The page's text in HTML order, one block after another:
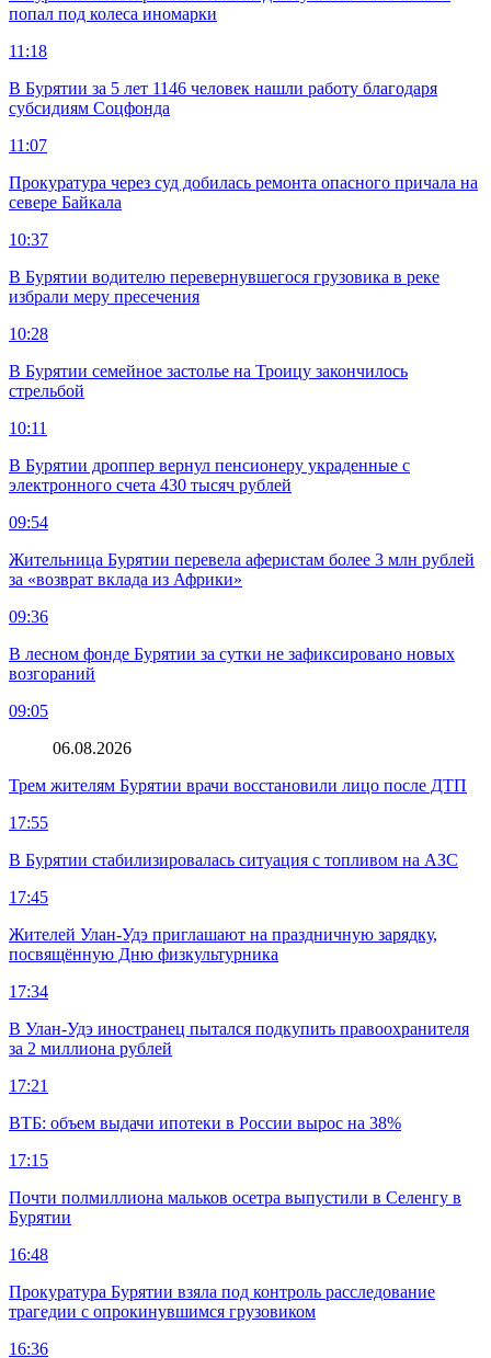
попал под колеса иномарки
11:18
В Бурятии за 5 лет 1146 человек нашли работу благодаря
субсидиям Соцфонда
11:07
Прокуратура через суд добилась ремонта опасного причала на
севере Байкала
10:37
В Бурятии водителю перевернувшегося грузовика в реке
избрали меру пресечения
10:28
В Бурятии семейное застолье на Троицу закончилось
стрельбой
10:11
В Бурятии дроппер вернул пенсионеру украденные с
электронного счета 430 тысяч рублей
09:54
Жительница Бурятии перевела аферистам более 3 млн рублей
за «возврат вклада из Африки»
09:36
В лесном фонде Бурятии за сутки не зафиксировано новых
возгораний
09:05
06.08.2026
Трем жителям Бурятии врачи восстановили лицо после ДТП
17:55
В Бурятии стабилизировалась ситуация с топливом на АЗС
17:45
Жителей Улан-Удэ приглашают на праздничную зарядку,
посвящённую Дню физкультурника
17:34
В Улан-Удэ иностранец пытался подкупить правоохранителя
за 2 миллиона рублей
17:21
ВТБ: объем выдачи ипотеки в России вырос на 38%
17:15
Почти полмиллиона мальков осетра выпустили в Селенгу в
Бурятии
16:48
Прокуратура Бурятии взяла под контроль расследование
трагедии с опрокинувшимся грузовиком
16:36